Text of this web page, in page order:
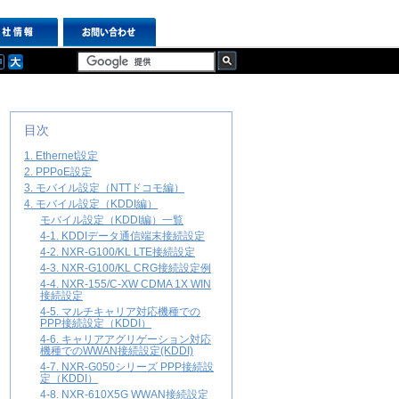
目次
1. Ethernet設定
2. PPPoE設定
3. モバイル設定（NTTドコモ編）
4. モバイル設定（KDDI編）
モバイル設定（KDDI編）一覧
4-1. KDDIデータ通信端末接続設定
4-2. NXR-G100/KL LTE接続設定
4-3. NXR-G100/KL CRG接続設定例
4-4. NXR-155/C-XW CDMA 1X WIN
接続設定
4-5. マルチキャリア対応機種での
PPP接続設定（KDDI）
4-6. キャリアアグリゲーション対応
機種でのWWAN接続設定(KDDI)
4-7. NXR-G050シリーズ PPP接続設
定（KDDI）
4-8. NXR-610X5G WWAN接続設定